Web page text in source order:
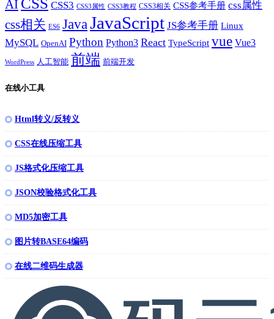
AI CSS3 CSS3属性 CSS3教程 CSS3相关 CSS参考手册 css属性
css相关 ES6 JavaJavaScript JS参考手册 Linux
MySQL OpenAI Python Python3 React TypeScript vue Vue3
WordPress 人工智能 前端 前端开发
在线小工具
Html转义/反转义
CSS在线压缩工具
JS格式化压缩工具
JSON校验格式化工具
MD5加密工具
图片转BASE64编码
在线二维码生成器